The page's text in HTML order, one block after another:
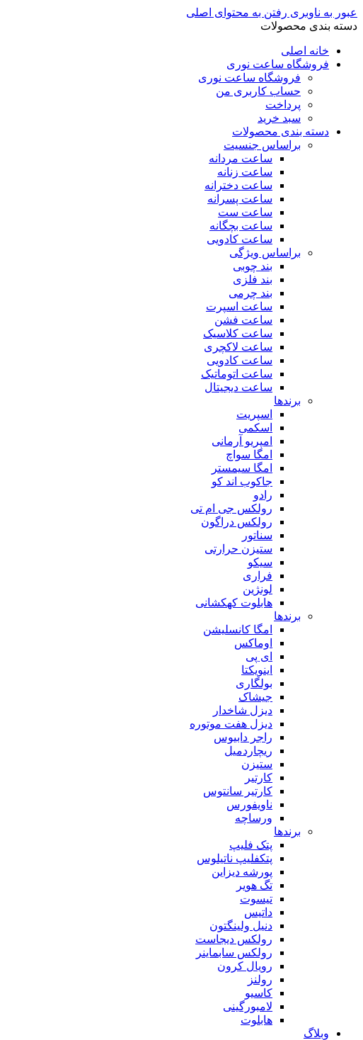
عبور به ناوبری رفتن به محتوای اصلی
دسته بندی محصولات
خانه اصلی
فروشگاه ساعت نوری
فروشگاه ساعت نوری
حساب کاربری من
پرداخت
سبد خرید
دسته بندی محصولات
براساس جنسیت
ساعت مردانه
ساعت زنانه
ساعت دخترانه
ساعت پسرانه
ساعت ست
ساعت بچگانه
ساعت کادویی
براساس ویژگی
بند چوبی
بند فلزی
بند چرمی
ساعت اسپرت
ساعت فشن
ساعت کلاسیک
ساعت لاکچری
ساعت کادویی
ساعت اتوماتیک
ساعت دیجیتال
برندها
اسپریت
اسکمی
امپریو آرمانی
امگا سواچ
امگا سیمستر
جاکوب اند کو
رادو
رولکس جی ام تی
رولکس دراگون
سناتور
ستیزن حرارتی
سیکو
فراری
لونژین
هابلوت کهکشانی
برندها
امگا کانسلیشن
اوماکس
ای پی
اینویکتا
بولگاری
جیشاک
دیزل شاخدار
دیزل هفت موتوره
راجر دابیوس
ریچاردمیل
ستیزن
کارتیر
کارتیر سانتوس
ناویفورس
ورساچه
برندها
پتک فلیپ
پتکفلیپ ناتیلوس
پورشه دیزاین
تگ هویر
تیسوت
داتیس
دنیل ولینگتون
رولکس دیجاست
رولکس سابماینر
رویال کرون
رولنز
کاسیو
لامبورگینی
هابلوت
وبلاگ